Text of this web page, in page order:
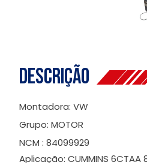
Descrição
Montadora: VW
Grupo: MOTOR
NCM : 84099929
Aplicação: CUMMINS 6CTAA